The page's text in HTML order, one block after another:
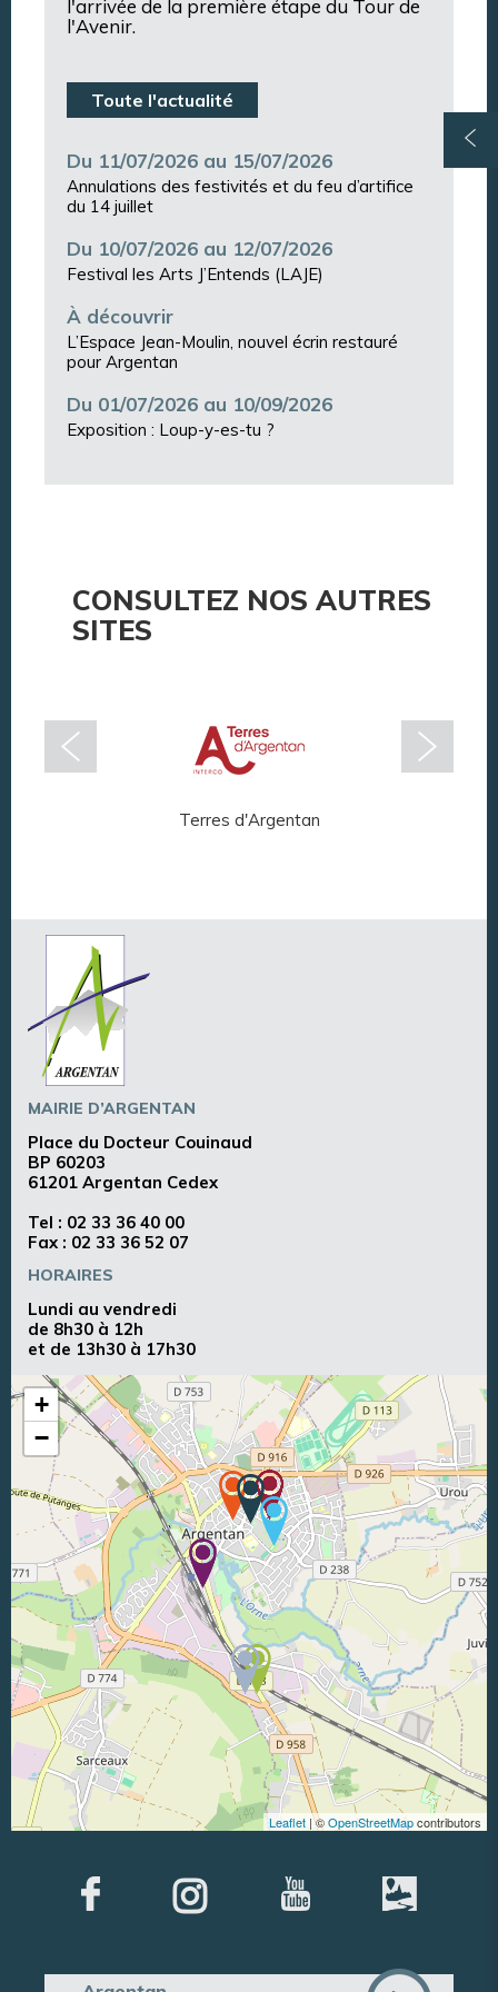
l'arrivée de la première étape du Tour de
l'Avenir.
Toute l'actualité
Du 11/07/2026 au 15/07/2026
Annulations des festivités et du feu d’artifice
du 14 juillet
Du 10/07/2026 au 12/07/2026
Festival les Arts J’Entends (LAJE)
À découvrir
L’Espace Jean-Moulin, nouvel écrin restauré
pour Argentan
Du 01/07/2026 au 10/09/2026
Exposition : Loup-y-es-tu ?
CONSULTEZ NOS AUTRES
SITES
Terres d'Argentan
MAIRIE D’ARGENTAN
Place du Docteur Couinaud
BP 60203
61201 Argentan Cedex
Tel : 02 33 36 40 00
Fax : 02 33 36 52 07
HORAIRES
Lundi au vendredi
de 8h30 à 12h
et de 13h30 à 17h30
+
−
Leaflet | ©OpenStreetMapcontributors